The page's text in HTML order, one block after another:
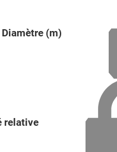
le terrain (m)
relative